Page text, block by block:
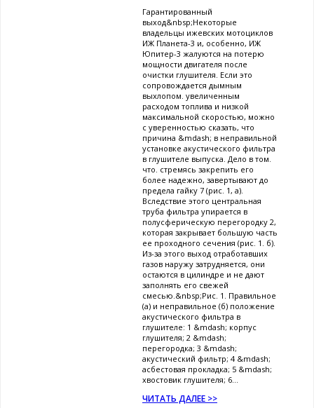
Гарантированный
выход&nbsp;Некоторые
владельцы ижевских мотоциклов
ИЖ Планета-3 и, особенно, ИЖ
Юпитер-3 жалуются на потерю
мощности двигателя после
очистки глушителя. Если это
сопровождается дымным
выхлопом. увеличенным
расходом топлива и низкой
максимальной скоростью, можно
с уверенностью сказать, что
причина &mdash; в неправильной
установке акустического фильтра
в глушителе выпуска. Дело в том.
что. стремясь закрепить его
более надежно, завертывают до
предела гайку 7 (рис. 1, а).
Вследствие этого центральная
труба фильтра упирается в
полусферическую перегородку 2,
которая закрывает большую часть
ее проходного сечения (рис. 1. б).
Из-за этого выход отработавших
газов наружу затрудняется, они
остаются в цилиндре и не дают
заполнять его свежей
смесью.&nbsp;Рис. 1. Правильное
(а) и неправильное (б) положение
акустического фильтра в
глушителе: 1 &mdash; корпус
глушителя; 2 &mdash;
перегородка; 3 &mdash;
акустический фильтр; 4 &mdash;
асбестовая прокладка; 5 &mdash;
хвостовик глушителя; 6...
ЧИТАТЬ ДАЛЕЕ >>